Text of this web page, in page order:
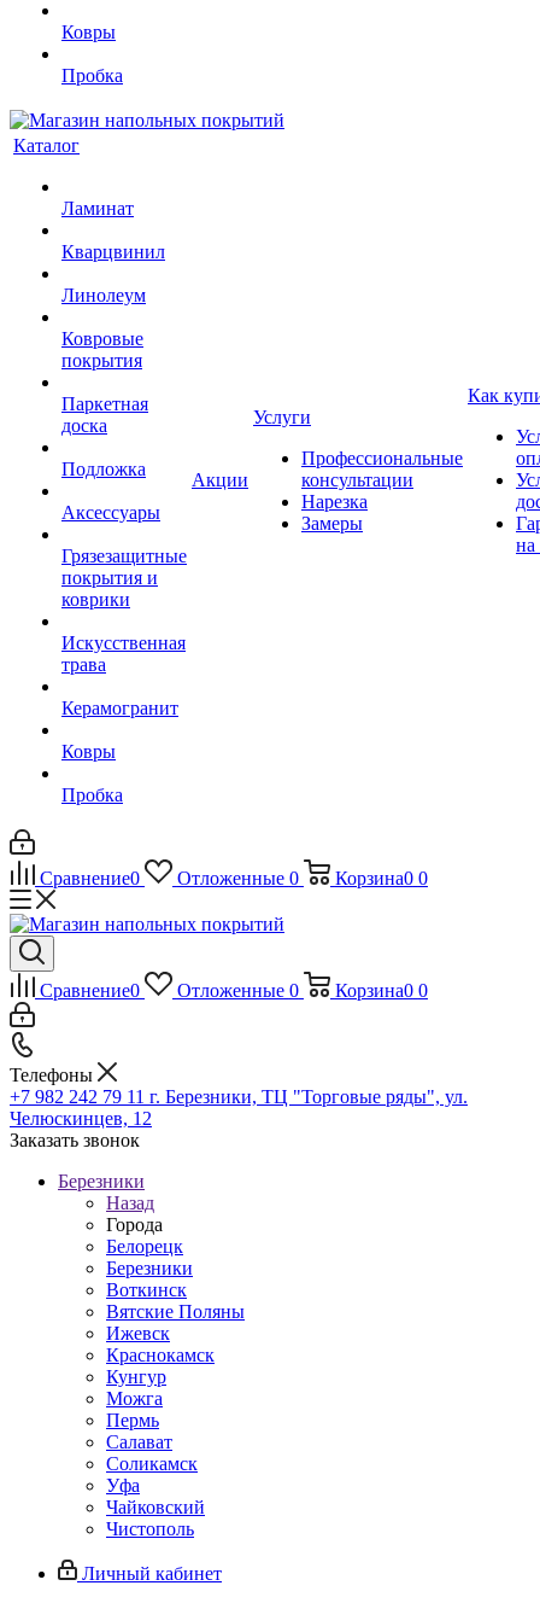
Ковры
Пробка
Каталог
Ламинат
Кварцвинил
Линолеум
Ковровые
покрытия
Паркетная
доска
Подложка
Аксессуары
Грязезащитные
покрытия и
коврики
Искусственная
трава
Керамогранит
Ковры
Пробка
Акции
Услуги
Профессиональные
консультации
Нарезка
Замеры
Как
на
Сравнение0 Отложенные 0 Корзина0 0
Сравнение0 Отложенные 0 Корзина0 0
Телефоны
+7 982 242 79 11 г. Березники, ТЦ "Торговые ряды", ул.
Челюскинцев, 12
Заказать звонок
Березники
Назад
Города
Белорецк
Березники
Воткинск
Вятские Поляны
Ижевск
Краснокамск
Кунгур
Можга
Пермь
Салават
Соликамск
Уфа
Чайковский
Чистополь
Личный кабинет